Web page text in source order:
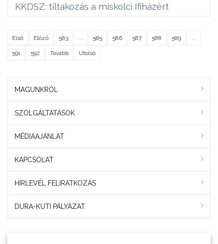
KKDSZ: tiltakozás a miskolci Ifiházért
Első Előző 583 585 586 587 588 589
591 592 Tovább Utolsó
MAGUNKRÓL
SZOLGÁLTATÁSOK
MÉDIAAJÁNLAT
KAPCSOLAT
HÍRLEVÉL FELIRATKOZÁS
DURA-KUTI PÁLYÁZAT